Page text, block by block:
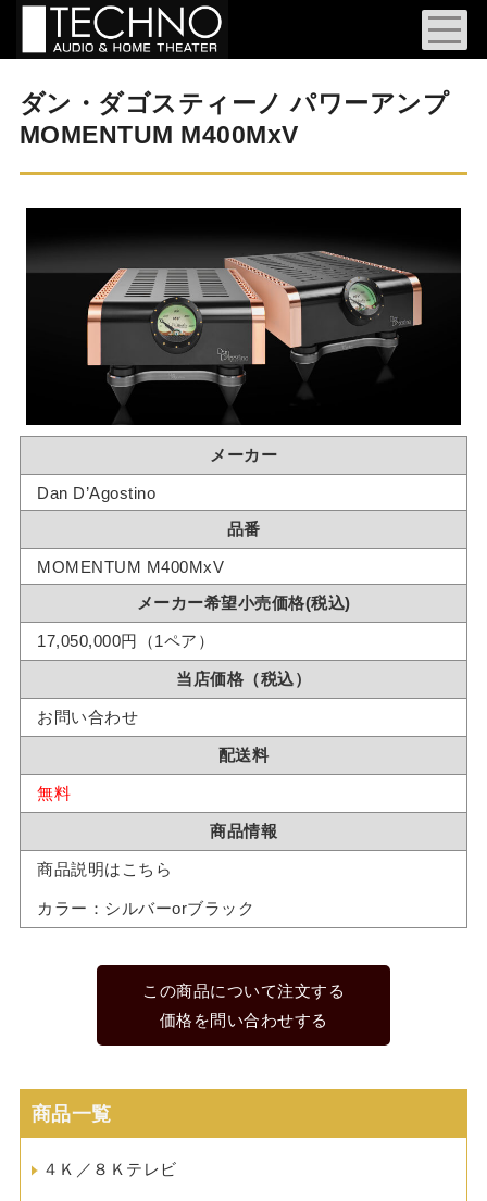
ダン・ダゴスティーノ パワーアンプ
MOMENTUM M400MxV
メーカー
Dan D’Agostino
品番
MOMENTUM M400MxV
メーカー希望小売価格(税込)
17,050,000円（1ペア）
当店価格（税込）
お問い合わせ
配送料
無料
商品情報
商品説明はこちら
カラー：シルバーorブラック
この商品について注文する
価格を問い合わせする
商品一覧
４Ｋ／８Ｋテレビ